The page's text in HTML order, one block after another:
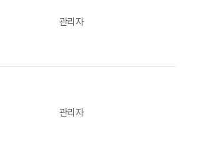
관리자
관리자